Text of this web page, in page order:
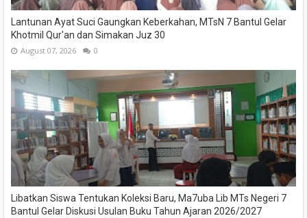
Lantunan Ayat Suci Gaungkan Keberkahan, MTsN 7 Bantul Gelar
Khotmil Qur'an dan Simakan Juz 30
August 07, 2026 0
Libatkan Siswa Tentukan Koleksi Baru, Ma7uba Lib MTs Negeri 7
Bantul Gelar Diskusi Usulan Buku Tahun Ajaran 2026/2027